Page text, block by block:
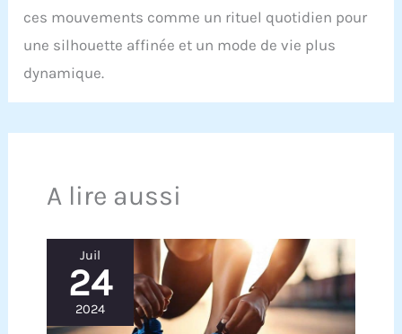
ces mouvements comme un rituel quotidien pour
une silhouette affinée et un mode de vie plus
dynamique.
A lire aussi
Juil
24
2024